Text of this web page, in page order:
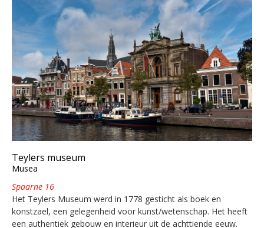
Teylers museum
Musea
Spaarne 16
Het Teylers Museum werd in 1778 gesticht als boek en
konstzael, een gelegenheid voor kunst/wetenschap. Het heeft
een authentiek gebouw en interieur uit de achttiende eeuw.